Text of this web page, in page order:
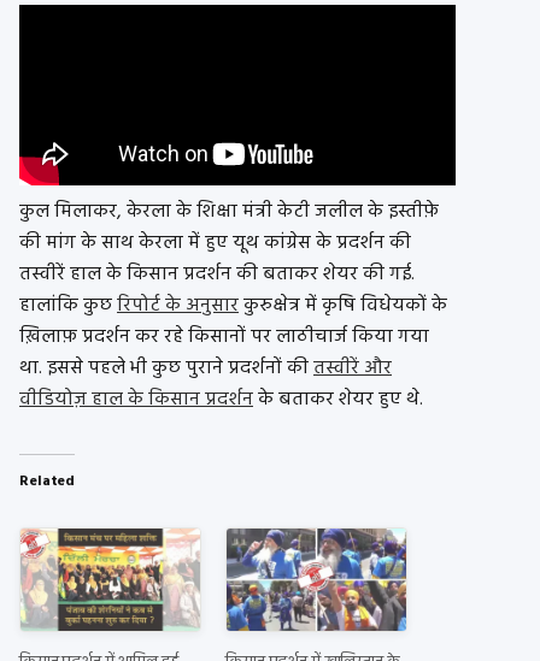
कुल मिलाकर, केरला के शिक्षा मंत्री केटी जलील के इस्तीफ़े
की मांग के साथ केरला में हुए यूथ कांग्रेस के प्रदर्शन की
तस्वीरें हाल के किसान प्रदर्शन की बताकर शेयर की गई.
हालांकि कुछरिपोर्ट के अनुसारकुरुक्षेत्र में कृषि विधेयकों के
ख़िलाफ़ प्रदर्शन कर रहे किसानों पर लाठीचार्ज किया गया
था. इससे पहले भी कुछ पुराने प्रदर्शनों कीतस्वीरें और
वीडियोज़ हाल के किसान प्रदर्शनके बताकर शेयर हुए थे.
Related